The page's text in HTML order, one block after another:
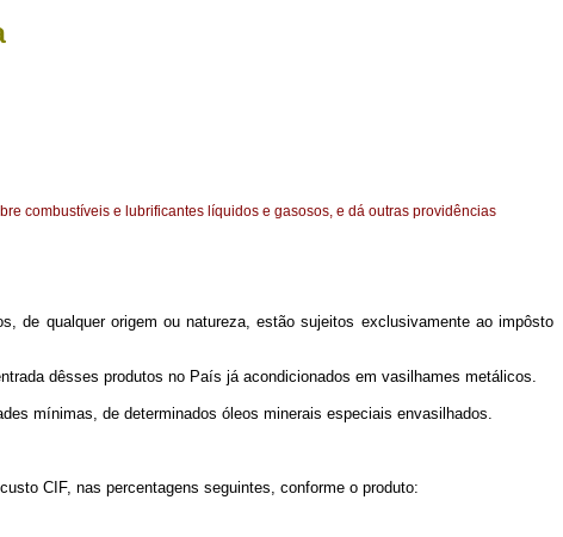
combustíveis e lubrificantes líquidos e gasosos, e dá outras providências
de qualquer origem ou natureza, estão sujeitos exclusivamente ao impôsto
dêsses produtos no País já acondicionados em vasilhames metálicos.
mínimas, de determinados óleos minerais especiais envasilhados.
CIF, nas percentagens seguintes, conforme o produto: